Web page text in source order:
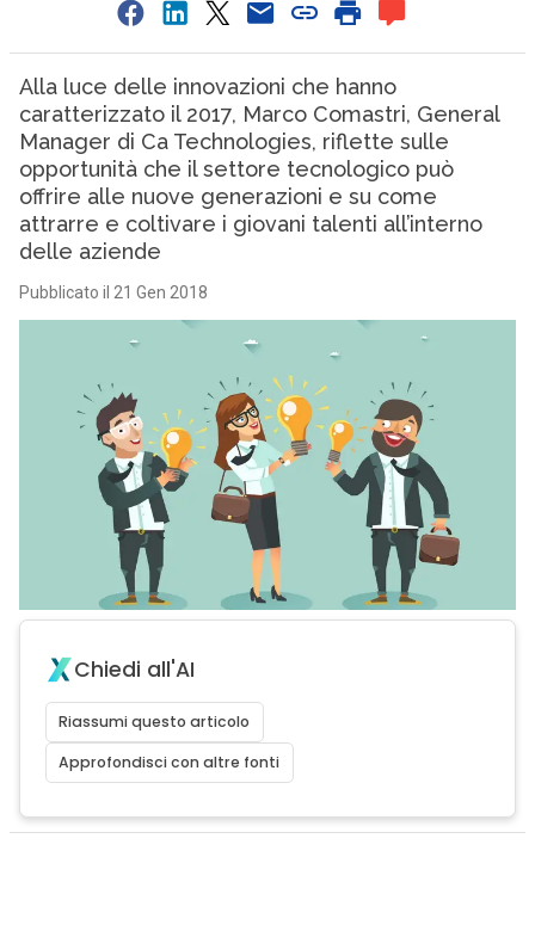
Alla luce delle innovazioni che hanno
caratterizzato il 2017, Marco Comastri, General
Manager di Ca Technologies, riflette sulle
opportunità che il settore tecnologico può
offrire alle nuove generazioni e su come
attrarre e coltivare i giovani talenti all’interno
delle aziende
Pubblicato il 21 Gen 2018
Chiedi all'AI
Riassumi questo articolo
Approfondisci con altre fonti